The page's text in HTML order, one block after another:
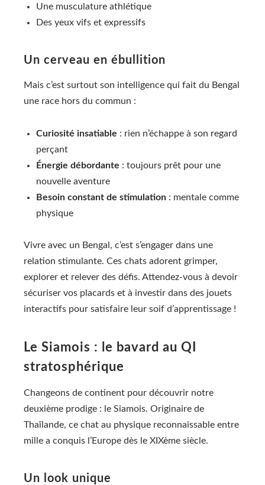
Une musculature athlétique
Des yeux vifs et expressifs
Un cerveau en ébullition
Mais c’est surtout son intelligence qui fait du Bengal
une race hors du commun :
Curiosité insatiable : rien n’échappe à son regard
perçant
Énergie débordante : toujours prêt pour une
nouvelle aventure
Besoin constant de stimulation : mentale comme
physique
Vivre avec un Bengal, c’est s’engager dans une
relation stimulante. Ces chats adorent grimper,
explorer et relever des défis. Attendez-vous à devoir
sécuriser vos placards et à investir dans des jouets
interactifs pour satisfaire leur soif d’apprentissage !
Le Siamois : le bavard au QI
stratosphérique
Changeons de continent pour découvrir notre
deuxième prodige : le Siamois. Originaire de
Thaïlande, ce chat au physique reconnaissable entre
mille a conquis l’Europe dès le XIXème siècle.
Un look unique